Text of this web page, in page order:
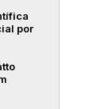
por